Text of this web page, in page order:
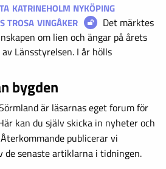
KATRINEHOLM NYKÖPING
TROSA VINGÅKER
Det märktes
om lien och ängar på årets
Länsstyrelsen. I år hölls
bygden
är läsarnas eget forum för
kan du själv skicka in nyheter och
publicerar vi
de senaste artiklarna i tidningen.